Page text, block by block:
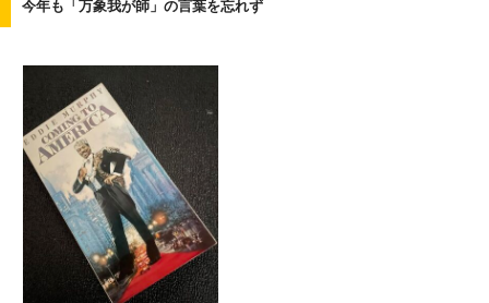
今年も「万象我が師」の言葉を忘れず